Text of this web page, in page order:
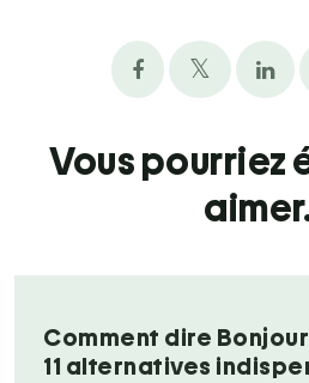
Vous pourriez
Comment dire
11 alternatives